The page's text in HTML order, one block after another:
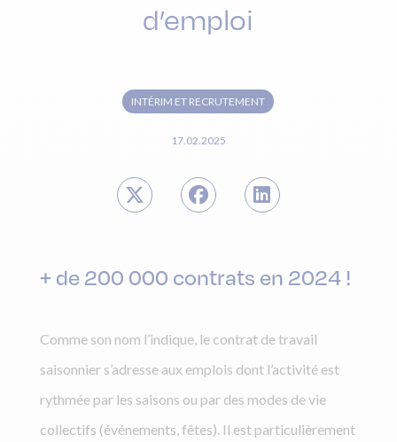
d’emploi
INTÉRIM ET RECRUTEMENT
17.02.2025
+ de 200 000 contrats en 2024 !
Comme son nom l’indique, le contrat de travail
saisonnier s’adresse aux emplois dont l’activité est
rythmée par les saisons ou par des modes de vie
collectifs (événements, fêtes). Il est particulièrement